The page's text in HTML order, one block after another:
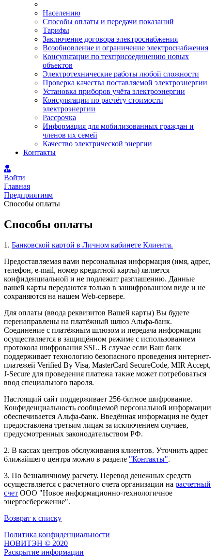
Населению
Способы оплаты и передачи показаний
Тарифы
Заключение договора электроснабжения
Возобновление и ограничение электроснабжения
Консультации по техприсоединению новых
объектов
Электротехнические работы любой сложности
Проверка качества поставляемой электроэнергии
Установка приборов учёта электроэнергии
Консультации по расчёту стоимости
электроэнергии
Рассрочка
Информация для мобилизованных граждан и
членов их семей
Качество электрической энергии
Контакты
Войти
Главная
Предприятиям
Способы оплаты
Способы оплаты
1. Банковской картой в Личном кабинете Клиента.
Предоставляемая вами персональная информация (имя, адрес,
телефон, e-mail, номер кредитной карты) является
конфиденциальной и не подлежит разглашению. Данные
вашей карты передаются только в зашифрованном виде и не
сохраняются на нашем Web-сервере.
Для оплаты (ввода реквизитов Вашей карты) Вы будете
перенаправлены на платёжный шлюз Альфа-банк.
Соединение с платёжным шлюзом и передача информации
осуществляется в защищённом режиме с использованием
протокола шифрования SSL. В случае если Ваш банк
поддерживает технологию безопасного проведения интернет-
платежей Verified By Visa, MasterCard SecureCode, MIR Accept,
J-Secure для проведения платежа также может потребоваться
ввод специального пароля.
Настоящий сайт поддерживает 256-битное шифрование.
Конфиденциальность сообщаемой персональной информации
обеспечивается Альфа-банк. Введённая информация не будет
предоставлена третьим лицам за исключением случаев,
предусмотренных законодательством РФ.
2. В кассах центров обслуживания клиентов. Уточнить адрес
ближайшего центра можно в разделе "Контакты".
3. По безналичному расчету. Перевод денежных средств
осуществляется с расчетного счета организации на расчетный
счет ООО "Новое информационно-технологичное
энергосбережение".
Возврат к списку
Политика конфиденциальности
НОВИТЭН © 2020
Раскрытие информации